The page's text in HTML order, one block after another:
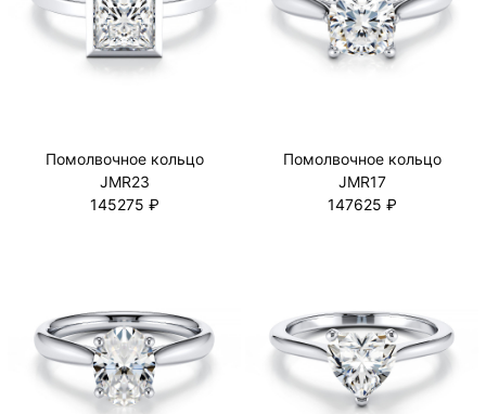
Помолвочное кольцо
JMR23
145275 ₽
Помолвочное кольцо
JMR17
147625 ₽